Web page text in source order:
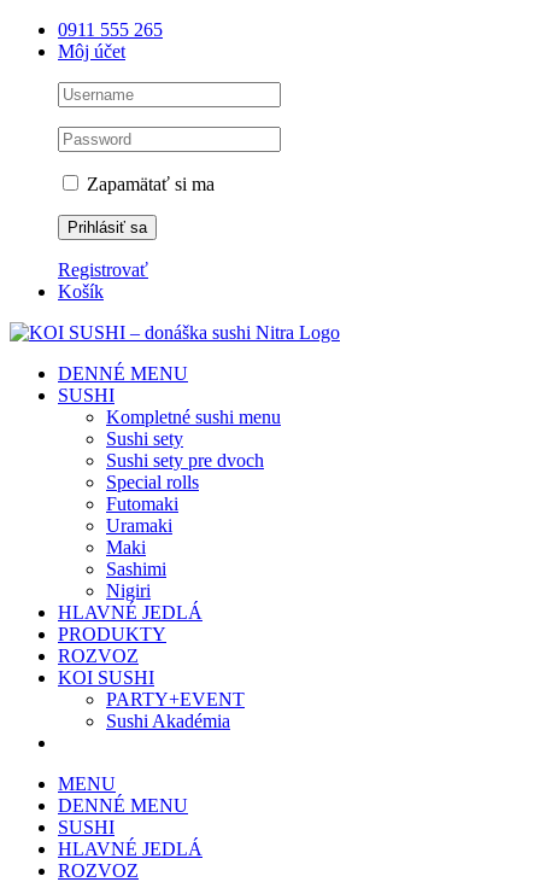
Skip
0911 555 265
Môj účet
Zapamätať si ma
Registrovať
Košík
DENNÉ MENU
SUSHI
Kompletné sushi menu
Sushi sety
Sushi sety pre dvoch
Special rolls
Futomaki
Uramaki
Maki
Sashimi
Nigiri
HLAVNÉ JEDLÁ
PRODUKTY
ROZVOZ
KOI SUSHI
PARTY+EVENT
Sushi Akadémia
MENU
DENNÉ MENU
SUSHI
HLAVNÉ JEDLÁ
ROZVOZ